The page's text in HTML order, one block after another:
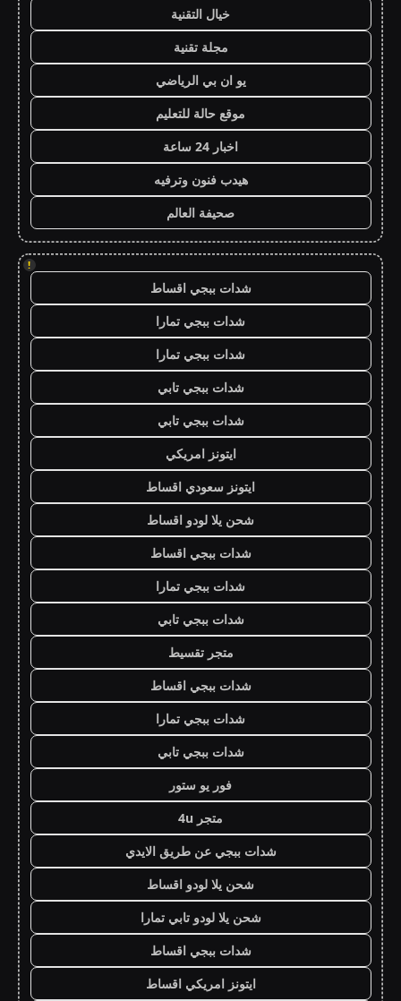
خيال التقنية
مجلة تقنية
يو ان بي الرياضي
موقع حالة للتعليم
اخبار 24 ساعة
هيدب فنون وترفيه
صحيفة العالم
!
شدات ببجي اقساط
شدات ببجي تمارا
شدات ببجي تمارا
شدات ببجي تابي
شدات ببجي تابي
ايتونز امريكي
ايتونز سعودي اقساط
شحن يلا لودو اقساط
شدات ببجي اقساط
شدات ببجي تمارا
شدات ببجي تابي
متجر تقسيط
شدات ببجي اقساط
شدات ببجي تمارا
شدات ببجي تابي
فور يو ستور
متجر 4u
شدات ببجي عن طريق الايدي
شحن يلا لودو اقساط
شحن يلا لودو تابي تمارا
شدات ببجي اقساط
ايتونز امريكي اقساط